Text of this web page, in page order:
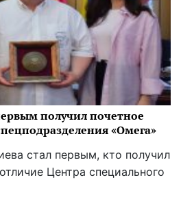
получил почетное
«Омега»
стал первым, кто получил
Центра специального